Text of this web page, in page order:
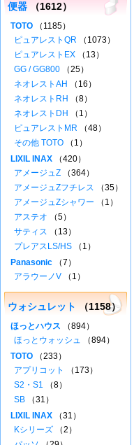
便器 （1612）
TOTO （1185）
ピュアレストQR （1073）
ピュアレストEX （13）
GG / GG800 （25）
ネオレストAH
（16）
ネオレストRH
（8）
ネオレストDH
（1）
ピュアレストMR （48）
その他 TOTO （1）
LIXIL INAX （420）
アメージュZ （364）
アメージュZフチレス （35）
アメージュZシャワー （1）
アステオ （5）
サティス （13）
プレアスLS/HS （1）
Panasonic （7）
アラウーノV （1）
ウォシュレット （1158）
ほっとハウス （894）
ほっとウォッシュ （894）
TOTO （233）
アプリコット
（173）
S2・S1 （8）
SB （31）
LIXIL INAX （31）
Kシリーズ （2）